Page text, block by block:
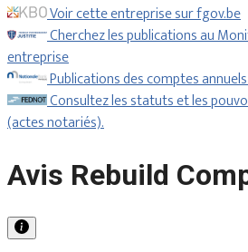
Voir cette entreprise sur fgov.be
Cherchez les publications au
entreprise
Publications des comptes annuels
Consultez les statuts et les
(actes notariés).
Avis Rebuild